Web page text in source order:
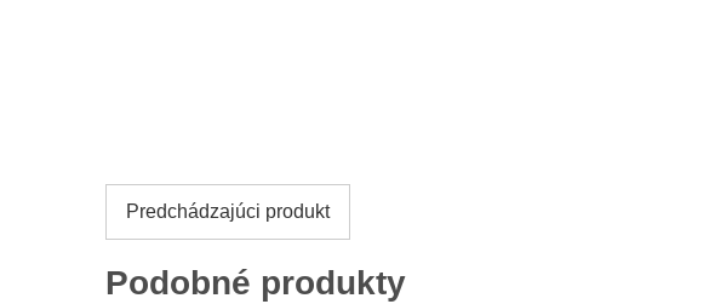
Predchádzajúci produkt
Podobné produkty